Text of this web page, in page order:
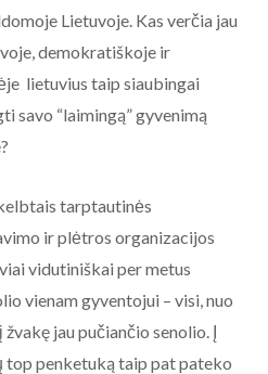
Lietuvoje. Kas verčia jau
demokratiškoje ir
lietuvius taip siaubingai
savo “laimingą” gyvenimą
tarptautinės
ir plėtros organizacijos
vidutiniškai per metus
vienam gyventojui – visi, nuo
jau pučiančio senolio. Į
top penketuką taip pat pateko